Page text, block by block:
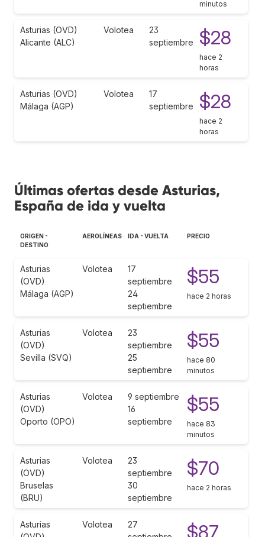
minutos
Asturias (OVD)
Alicante (ALC)
Volotea
23
septiembre
$28
hace 2
horas
Asturias (OVD)
Málaga (AGP)
Volotea
17
septiembre
$28
hace 2
horas
Últimas ofertas desde Asturias,
España de ida y vuelta
ORIGEN -
DESTINO
AEROLÍNEAS IDA - VUELTA PRECIO
Asturias
(OVD)
Málaga (AGP)
Volotea
17
septiembre
24
septiembre
$55
hace 2 horas
Asturias
(OVD)
Sevilla (SVQ)
Volotea
23
septiembre
25
septiembre
$55
hace 80
minutos
Asturias
(OVD)
Oporto (OPO)
Volotea
9 septiembre
16
septiembre
$55
hace 83
minutos
Asturias
(OVD)
Bruselas
(BRU)
Volotea
23
septiembre
30
septiembre
$70
hace 2 horas
Asturias
Volotea
27
$87